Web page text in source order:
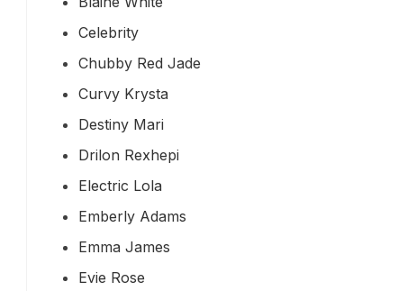
Celebrity
Chubby Red Jade
Curvy Krysta
Destiny Mari
Drilon Rexhepi
Electric Lola
Emberly Adams
Emma James
Evie Rose